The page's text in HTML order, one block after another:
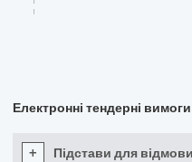
Електронні тендерні вимоги
+ Підстави для